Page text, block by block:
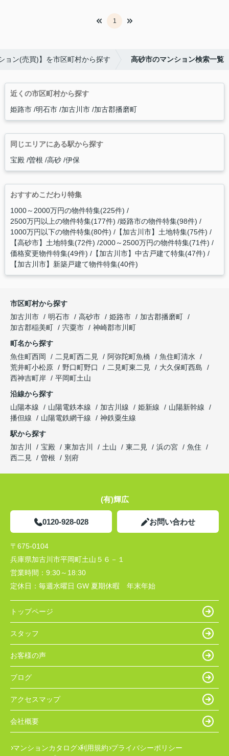
1
ョン(売買)】を市区町村から探す 高砂市のマンション検索一覧
近くの市区町村から探す
姫路市 明石市 加古川市 加古郡播磨町
同じエリアにある駅から探す
宝殿 曽根 高砂 伊保
おすすめこだわり特集
1000～2000万円の物件特集(225件)
2500万円以上の物件特集(177件) 姫路市の物件特集(98件)
1000万円以下の物件特集(80件) 【加古川市】土地特集(75件)
【高砂市】土地特集(72件) 2000～2500万円の物件特集(71件)
価格変更物件特集(49件) 【加古川市】中古戸建て特集(47件)
【加古川市】新築戸建て物件特集(40件)
市区町村から探す
加古川市
明石市 高砂市 姫路市
加古郡播磨町
加古郡稲美町
宍粟市
神崎郡市川町
町名から探す
魚住町西岡
二見町西二見 阿弥陀町魚橋
魚住町清水
荒井町小松原
野口町野口 二見町東二見
大久保町西島
西神吉町岸
平岡町土山
沿線から探す
山陽本線
山陽電鉄本線 加古川線 姫新線
山陽新幹線
播但線
山陽電鉄網干線
神鉄粟生線
駅から探す
加古川
宝殿 東加古川 土山 東二見 浜の宮
魚住
西二見
曽根 別府
(有)輝広
0120-928-028 お問い合わせ
〒675-0104
兵庫県加古川市平岡町土山５６－１
営業時間： 9:30～18:30
定休日： 毎週水曜日 GW 夏期休暇 年末年始
トップページ
スタッフ
お客様の声
ブログ
アクセスマップ
会社概要
マンションカタログ 利用規約 プライバシーポリシー